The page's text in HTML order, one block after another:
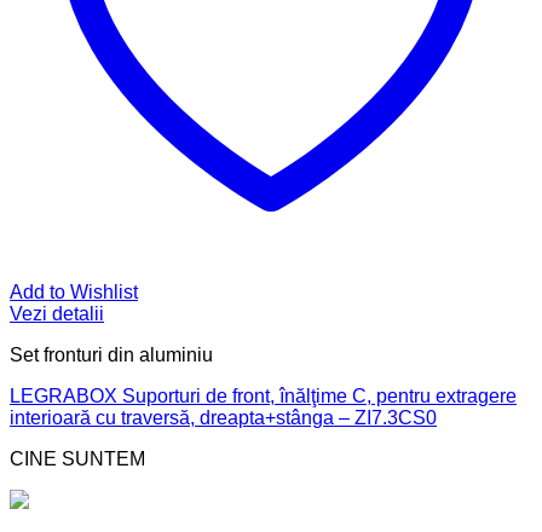
Add to Wishlist
Vezi detalii
Set fronturi din aluminiu
LEGRABOX Suporturi de front, înălţime C, pentru extragere
interioară cu traversă, dreapta+stânga – ZI7.3CS0
CINE SUNTEM